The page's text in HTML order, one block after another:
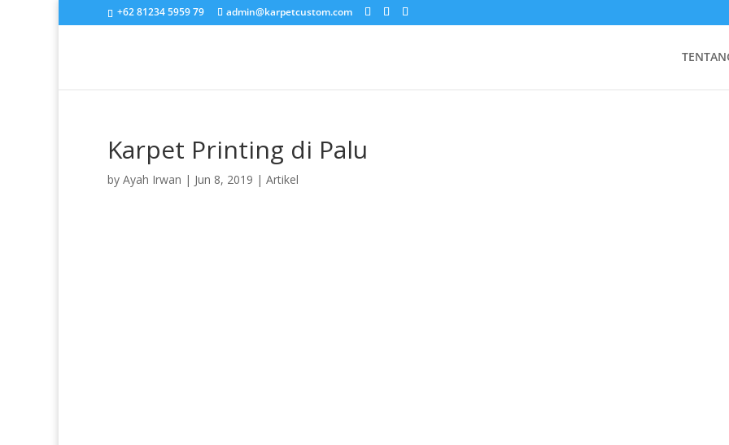
+62 81234 5959 79 admin@karpetcustom.com
Karpet Printing di Palu
by Ayah Irwan | Jun 8, 2019 | Artikel